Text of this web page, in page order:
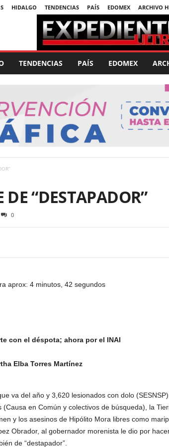
HIDALGO TENDENCIAS PAÍS EDOMEX ARCHIVO
TENDENCIAS PAÍS EDOMEX
“DESTAPADOR”
0
aprox: 4 minutos, 42 segundos
con el déspota; ahora por el INAI
Elba Torres Martínez
va del año y 3,620 lesionados con dolo
(Causa en Común y colectivos de búsqueda), la
y los asesinos de Hipólito Mora libres como
Obrador, al gobernador morenista le dio por
de “destapador”.